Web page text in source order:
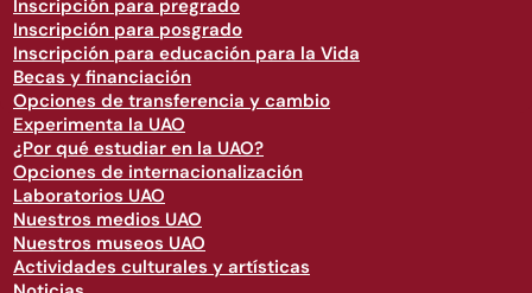
Inscripción para pregrado
Inscripción para posgrado
Inscripción para educación para la Vida
Becas y financiación
Opciones de transferencia y cambio
Experimenta la UAO
¿Por qué estudiar en la UAO?
Opciones de internacionalización
Laboratorios UAO
Nuestros medios UAO
Nuestros museos UAO
Actividades culturales y artísticas